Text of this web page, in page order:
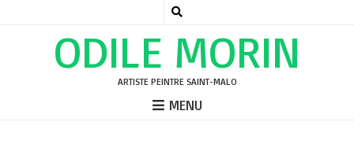
ODILE MORIN
ARTISTE PEINTRE SAINT-MALO
MENU